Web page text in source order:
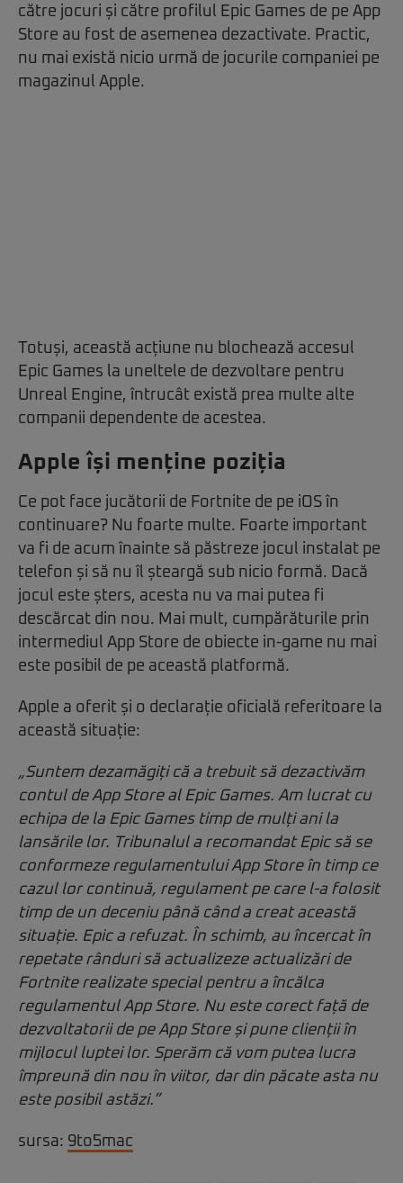
către jocuri și către profilul Epic Games de pe App
Store au fost de asemenea dezactivate. Practic,
nu mai există nicio urmă de jocurile companiei pe
magazinul Apple.
Totuși, această acțiune nu blochează accesul
Epic Games la uneltele de dezvoltare pentru
Unreal Engine, întrucât există prea multe alte
companii dependente de acestea.
Apple își menține poziția
Ce pot face jucătorii de Fortnite de pe iOS în
continuare? Nu foarte multe. Foarte important
va fi de acum înainte să păstreze jocul instalat pe
telefon și să nu îl șteargă sub nicio formă. Dacă
jocul este șters, acesta nu va mai putea fi
descărcat din nou. Mai mult, cumpărăturile prin
intermediul App Store de obiecte in-game nu mai
este posibil de pe această platformă.
Apple a oferit și o declarație oficială referitoare la
această situație:
„Suntem dezamăgiți că a trebuit să dezactivăm
contul de App Store al Epic Games. Am lucrat cu
echipa de la Epic Games timp de mulți ani la
lansările lor. Tribunalul a recomandat Epic să se
conformeze regulamentului App Store în timp ce
cazul lor continuă, regulament pe care l-a folosit
timp de un deceniu până când a creat această
situație. Epic a refuzat. În schimb, au încercat în
repetate rânduri să actualizeze actualizări de
Fortnite realizate special pentru a încălca
regulamentul App Store. Nu este corect față de
dezvoltatorii de pe App Store și pune clienții în
mijlocul luptei lor. Sperăm că vom putea lucra
împreună din nou în viitor, dar din păcate asta nu
este posibil astăzi.”
sursa: 9to5mac